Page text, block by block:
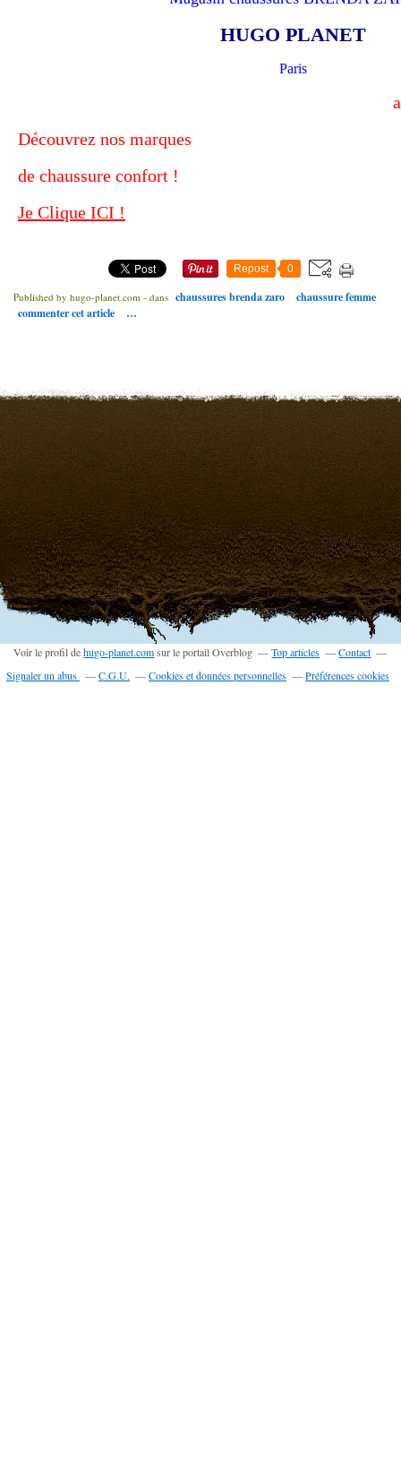
HUGO PLANET
Paris
Découvrez nos marques
de chaussure confort !
Je Clique ICI !
Repost 0
Published by hugo-planet.com - dans chaussures brenda zaro
chaussure femme
commenter cet article
…
Voir le profil dehugo-planet.comsur le portail Overblog Top articles
Contact
Signaler un abus
C.G.U. Cookies et données personnelles Préférences cookies